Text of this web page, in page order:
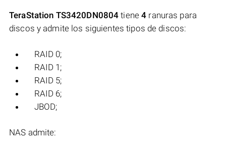
TeraStation TS3420DN0804 tiene4 ranuras para
discos y admite los siguientes tipos de discos:
RAID 0;
RAID 1;
RAID 5;
RAID 6;
JBOD;
NAS admite: